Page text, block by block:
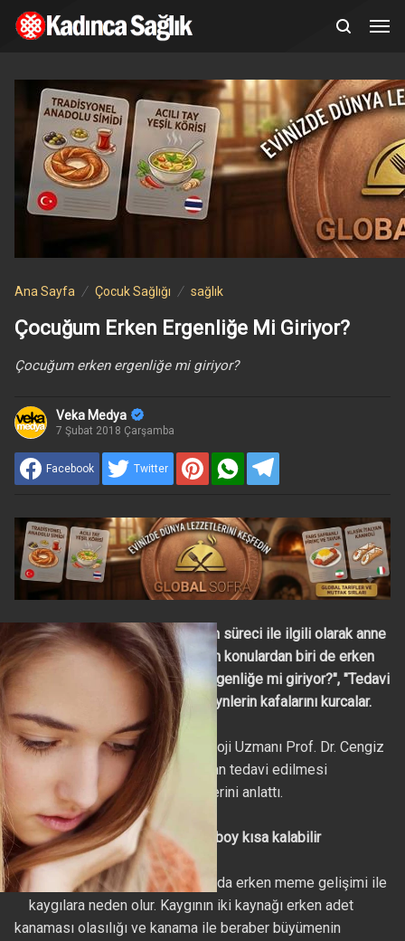
Ana Sayfa Çocuk Sağlığı sağlık
Çocuğum Erken Ergenliğe Mi Giriyor?
Çocuğum erken ergenliğe mi giriyor?
Veka Medya
7 Şubat 2018 Çarşamba
Facebook Twitter
Günümüzde çocukların gelişim süreci ile ilgili olarak anne
babaları en çok endişelendiren konulardan biri de erken
ergenliktir. "Çocuğum erken ergenliğe mi giriyor?", "Tedavi
olmalı mı?" gibi sorular ebeveynlerin kafalarını kurcalar.
Liv Hospital Çocuk Endokrinoloji Uzmanı Prof. Dr. Cengiz
Kara erken ergenliğin ne zaman tedavi edilmesi
gerektiğini ve tedavi yöntemlerini anlattı.
Zamanında tedavi edilmezse boy kısa kalabilir
Aileler özellikle kız çocuklarında erken meme gelişimi ile
kaygılara neden olur. Kaygının iki kaynağı erken adet
kanaması olasılığı ve kanama ile beraber büyümenin